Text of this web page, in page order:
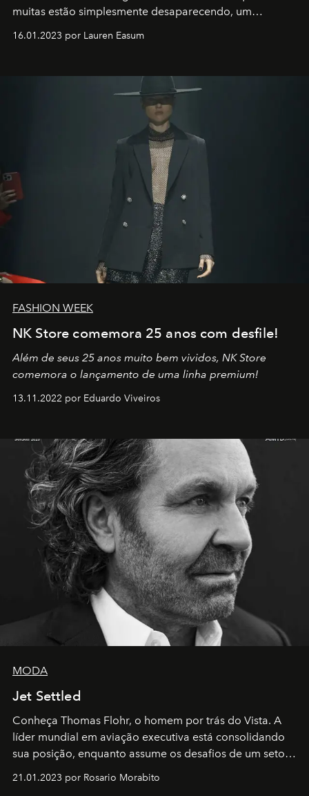
muitas estão simplesmente desaparecendo, um
transportador AMTD abrindo caminho para muitos
por propósitos, com um claro senso de missão na vida e
16.01.2023 por Lauren Easum
FASHION WEEK
NK Store comemora 25 anos com desfile!
Além de seus 25 anos muito bem vividos, NK Store
comemora o lançamento de uma linha premium!
13.11.2022 por Eduardo Viveiros
MODA
Jet Settled
Conheça Thomas Flohr, o homem por trás do Vista. A
líder mundial em aviação executiva está consolidando
sua posição, enquanto assume os desafios de um setor
em rápida evolução e redefinindo o conceito de luxo
21.01.2023 por Rosario Morabito